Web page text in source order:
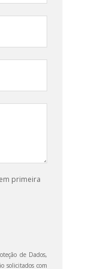
primeira
de Dados,
solicitados com